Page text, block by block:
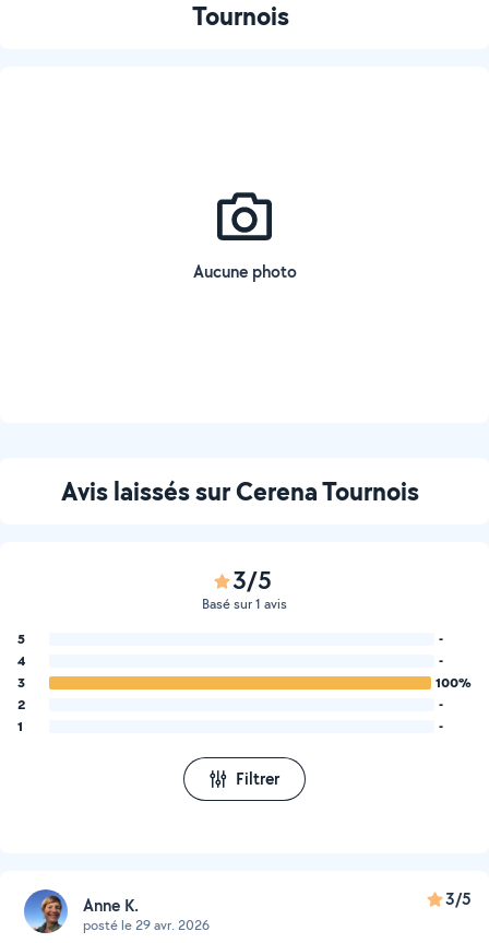
Tournois
Aucune photo
Avis laissés sur Cerena Tournois
3/5
Basé sur 1 avis
5
-
4
-
3
100%
2
-
1
-
Filtrer
Anne K.
posté le 29 avr. 2026
3/5